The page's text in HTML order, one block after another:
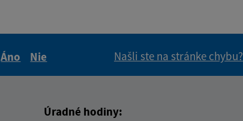
Áno
Nie
Našli ste na stránke chybu?
Úradné hodiny: